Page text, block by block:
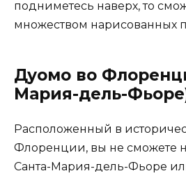
подниметесь наверх, то
множеством нарисованных
Дуомо во
Мария-дель-
Расположенный в
Флоренции, вы не сможете
Санта-Мария-дель-Фьоре